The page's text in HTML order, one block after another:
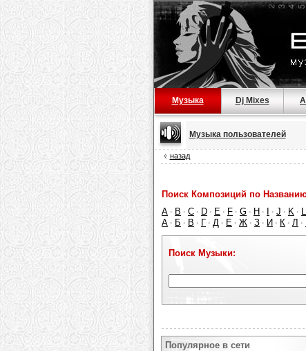
Музыка Dj Mixes
Музыка пользователей
назад
Поиск Композиций по
A · B · C · D · E · F · G · H · · J · K · L
А · Б · В · Г · Д · Е · Ж · З · И · К · Л ·
Поиск Музыки:
Популярное в сети